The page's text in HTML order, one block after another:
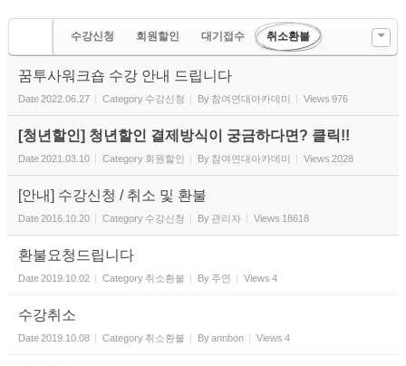
수강신청 회원할인 대기접수 취소환불
꿈투사워크숍 수강 안내 드립니다
Date2022.06.27 Category 수강신청 By 참여연대아카데미 Views 976
[청년할인] 청년할인 결제방식이 궁금하다면? 클릭!!
Date2021.03.10 Category 회원할인 By 참여연대아카데미 Views 2028
[안내] 수강신청 / 취소 및 환불
Date2016.10.20 Category 수강신청 By 관리자 Views 18618
환불요청드립니다
Date2019.10.02 Category 취소환불 By 주연 Views 4
수강취소
Date2019.10.08 Category 취소환불 Byannbon Views 4